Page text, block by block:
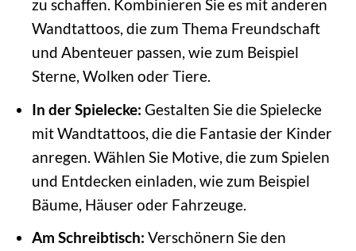
zu schaffen. Kombinieren Sie es mit anderen
Wandtattoos, die zum Thema Freundschaft
und Abenteuer passen, wie zum Beispiel
Sterne, Wolken oder Tiere.
In der Spielecke: Gestalten Sie die Spielecke
mit Wandtattoos, die die Fantasie der Kinder
anregen. Wählen Sie Motive, die zum Spielen
und Entdecken einladen, wie zum Beispiel
Bäume, Häuser oder Fahrzeuge.
Am Schreibtisch: Verschönern Sie den